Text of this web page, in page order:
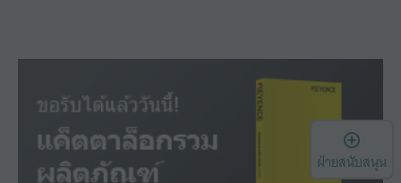
ฝ่ายสนับสนุน